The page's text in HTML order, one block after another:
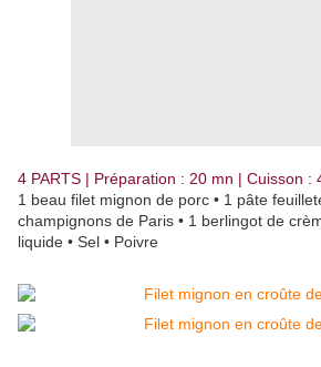
4 PARTS | Préparation : 20 mn | Cuisson :
1 beau filet mignon de porc • 1 pâte
champignons de Paris • 1 berlingot de
liquide • Sel • Poivre